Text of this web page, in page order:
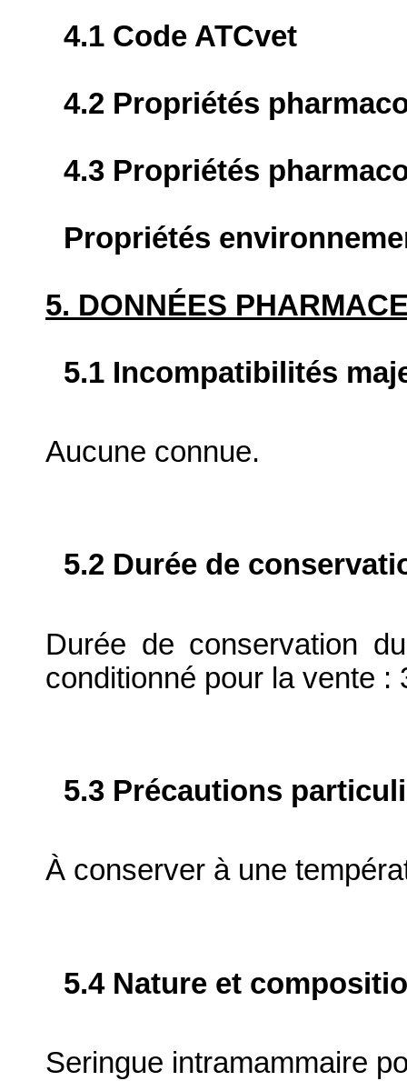
4.1 Code ATCvet
4.2 Propriétés
4.3 Propriétés
Propriétés
5. DONNÉES
5.1 Incompatibilités
Aucune connue.
5.2 Durée de
Durée de conservation
conditionné pour la vente :
5.3 Précautions
À conserver à une
5.4 Nature et
Seringue intramammaire